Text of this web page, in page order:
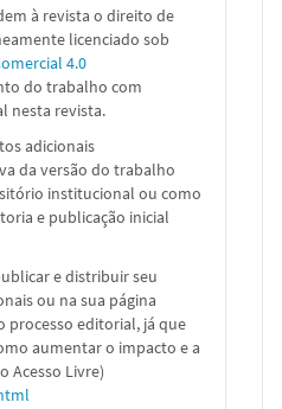
à revista o direito de
licenciado sob
4.0
do trabalho com
nesta revista.
adicionais
da versão do trabalho
institucional ou como
e publicação inicial
e distribuir seu
ou na sua página
processo editorial, já que
aumentar o impacto e a
Acesso Livre)